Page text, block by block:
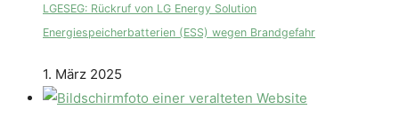
LGESEG: Rückruf von LG Energy Solution
Energiespeicherbatterien (ESS) wegen Brandgefahr
1. März 2025